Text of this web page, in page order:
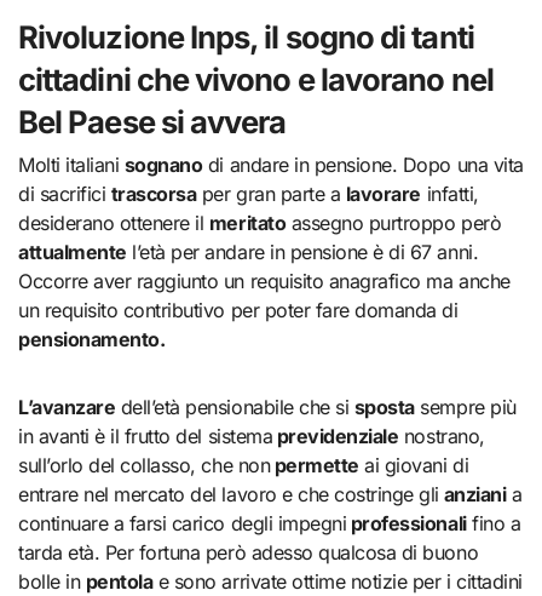
Rivoluzione Inps, il sogno di tanti
cittadini che vivono e lavorano nel
Bel Paese si avvera
Molti italiani sognanodi andare in pensione. Dopo una vita
di sacrifici trascorsaper gran parte a lavorare infatti,
desiderano ottenere il meritatoassegno purtroppo però
attualmente l’età per andare in pensione è di 67 anni.
Occorre aver raggiunto un requisito anagrafico ma anche
un requisito contributivo per poter fare domanda di
pensionamento.
L’avanzare dell’età pensionabile che si spostasempre più
in avanti è il frutto del sistema previdenziale nostrano,
sull’orlo del collasso, che nonpermette ai giovani di
entrare nel mercato del lavoro e che costringe gli anziania
continuare a farsi carico degli impegni professionalifino a
tarda età. Per fortuna però adesso qualcosa di buono
bolle in pentolae sono arrivate ottime notizie per i cittadini